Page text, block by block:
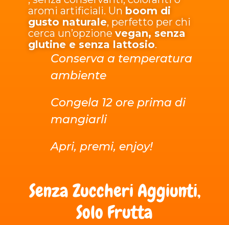
aromi artificiali. Un boom di
gusto naturale, perfetto per chi
cerca un’opzione vegan, senza
glutine e senza lattosio.
Conserva a temperatura
ambiente
Congela 12 ore prima di
mangiarli
Apri, premi, enjoy!
Senza Zuccheri Aggiunti,
Solo Frutta